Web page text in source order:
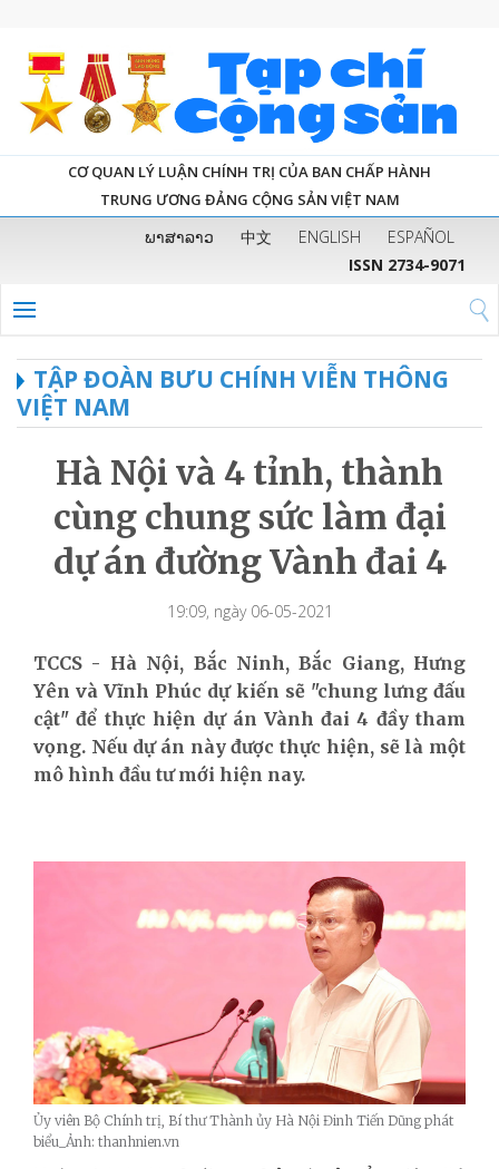
CƠ QUAN LÝ LUẬN CHÍNH TRỊ CỦA BAN CHẤP HÀNH
TRUNG ƯƠNG ĐẢNG CỘNG SẢN VIỆT NAM
ພາສາລາວ 中文 ENGLISH
ESPAÑOL
ISSN 2734-9071
TẬP ĐOÀN BƯU CHÍNH VIỄN THÔNG
VIỆT NAM
Hà Nội và 4 tỉnh, thành
cùng chung sức làm đại
dự án đường Vành đai 4
19:09, ngày 06-05-2021
TCCS - Hà Nội, Bắc Ninh, Bắc Giang, Hưng
Yên và Vĩnh Phúc dự kiến sẽ "chung lưng đấu
cật" để thực hiện dự án Vành đai 4 đầy tham
vọng. Nếu dự án này được thực hiện, sẽ là một
mô hình đầu tư mới hiện nay.
Ủy viên Bộ Chính trị, Bí thư Thành ủy Hà Nội Đinh Tiến Dũng phát
biểu_Ảnh: thanhnien.vn